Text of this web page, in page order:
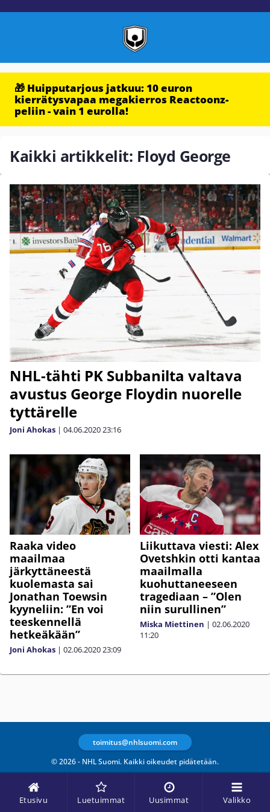
Etusivu Luetuimmat Uusimmat Valikko
🎁 Huipputarjous jatkuu: 10 euron
kierrätysvapaa megakierros Reactoonz-
peliin - vain 1 eurolla!
Kaikki artikkelit: Floyd George
NHL-tähti PK Subbanilta valtava
avustus George Floydin nuorelle
tyttärelle
Joni Ahokas | 04.06.202023:16
Raaka video
maailmaa
järkyttäneestä
kuolemasta sai
Jonathan Toewsin
kyyneliin: ”En voi
teeskennellä
hetkeäkään”
Joni Ahokas | 02.06.202023:09
Liikuttava viesti: Alex
Ovetshkin otti kantaa
maailmalla
kuohuttaneeseen
tragediaan – ”Olen
niin surullinen”
Miska Miettinen | 02.06.2020
11:20
© 2026 - NHL Suomi. Kaikki oikeudet pidätetään.
toimitus@nhlsuomi.com